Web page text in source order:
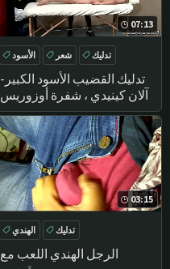
07:13
تدليك القضيب الأسود الكبير-
آلان كينيدي ، شفرة أوزوريس
الأسود شعر
تدليك
بي بي سي
03:15
الرجل الهندي اللعب مع
الهندي تدليك